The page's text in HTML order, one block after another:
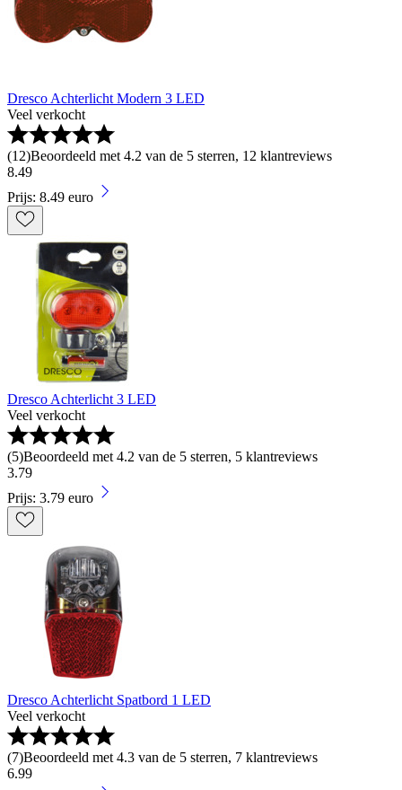
Dresco Achterlicht Modern 3 LED
Veel verkocht
(12)Beoordeeld met 4.2 van de 5 sterren, 12 klantreviews
8.49
Prijs: 8.49 euro
Dresco Achterlicht 3 LED
Veel verkocht
(5)Beoordeeld met 4.2 van de 5 sterren, 5 klantreviews
3.79
Prijs: 3.79 euro
Dresco Achterlicht Spatbord 1 LED
Veel verkocht
(7)Beoordeeld met 4.3 van de 5 sterren, 7 klantreviews
6.99